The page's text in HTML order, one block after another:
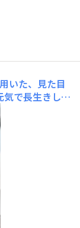
いた、見た目
で長生きして